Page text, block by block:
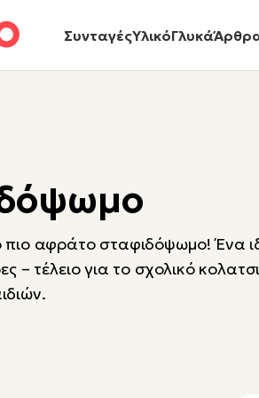
ΣυνταγέςΥλικόΓλυκά
πιο αφράτο σταφιδόψωμο! Ένα
– τέλειο για το σχολικό